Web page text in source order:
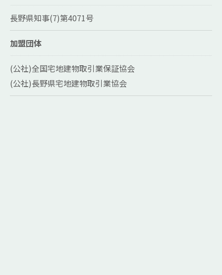
長野県知事(7)第4071号
加盟団体
(公社)全国宅地建物取引業保証協会
(公社)長野県宅地建物取引業協会